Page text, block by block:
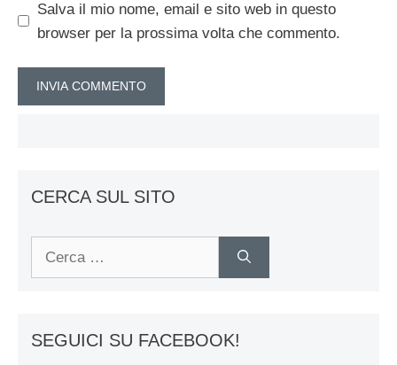
Salva il mio nome, email e sito web in questo
browser per la prossima volta che commento.
CERCA SUL SITO
Ricerca
SEGUICI SU FACEBOOK!